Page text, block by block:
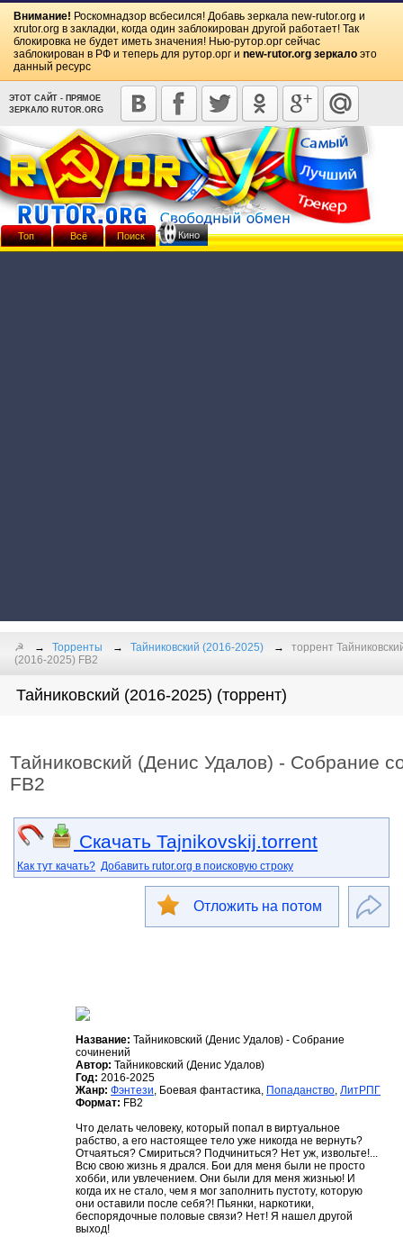
Внимание! Роскомнадзор всбесился! Добавь зеркала new-rutor.org и
xrutor.org в закладки, когда один заблокирован другой работает! Так
блокировка не будет иметь значения! Нью-рутор.орг сейчас
заблокирован в РФ и теперь для рутор.орг и new-rutor.org зеркало это
данный ресурс
ЭТОТ САЙТ - ПРЯМОЕ
ЗЕРКАЛО RUTOR.ORG
☭ Торренты Тайниковский (2016-2025)
торрент
(2016-2025) FB2
Тайниковский (2016-2025) (торрент)
Тайниковский (Денис Удалов) - Собрание
FB2
Скачать Tajnikovskij.torrent
Как тут качать? Добавить rutor.org в поисковую строку
Отложить на потом
Название: Тайниковский (Денис Удалов) - Собрание
сочинений
Автор: Тайниковский (Денис Удалов)
Год: 2016-2025
Жанр: Фэнтези, Боевая фантастика, Попаданство, ЛитРПГ
Формат: FB2
Что делать человеку, который попал в виртуальное
рабство, а его настоящее тело уже никогда не вернуть?
Отчаяться? Смириться? Подчиниться? Нет уж, извольте!...
Всю свою жизнь я дрался. Бои для меня были не просто
хобби, или увлечением. Они были для меня жизнью! И
когда их не стало, чем я мог заполнить пустоту, которую
они оставили после себя?! Пьянки, наркотики,
беспорядочные половые связи? Нет! Я нашел другой
выход!